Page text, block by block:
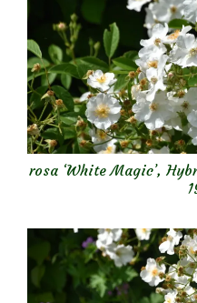
rosa ‘White Magic’,